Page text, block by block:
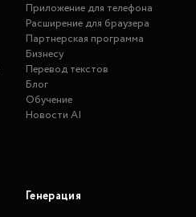
Приложение для телефона
Расширение для браузера
Партнерская программа
Бизнесу
Перевод текстов
Блог
Обучение
Новости AI
Генерация